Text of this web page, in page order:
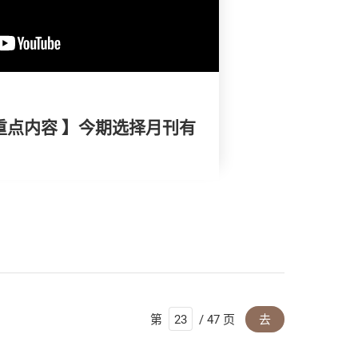
内容 】今期选择月刊有
第 / 47 页 去